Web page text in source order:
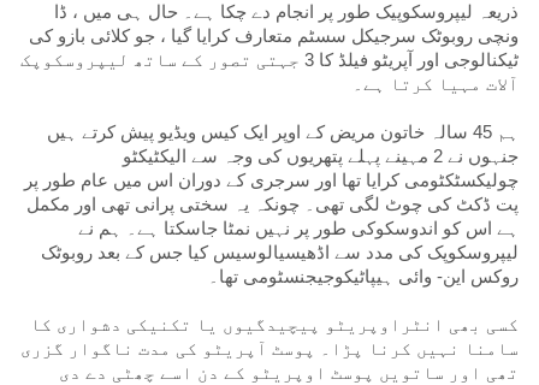
ذریعہ لیپروسکوپیک طور پر انجام دے چکا ہے۔ حال ہی میں ، ڈا
ونچی روبوٹک سرجیکل سسٹم متعارف کرایا گیا ، جو کلائی بازو کی
ٹیکنالوجی اور آپریٹو فیلڈ کا 3 جہتی تصور کے ساتھ لیپروسکوپک
آلات مہیا کرتا ہے۔
ہم 45 سالہ خاتون مریض کے اوپر ایک کیس ویڈیو پیش کرتے ہیں
جنہوں نے 2 مہینے پہلے پتھریوں کی وجہ سے الیکٹیکٹو
چولیکسٹکٹومی کرایا تھا اور سرجری کے دوران اس میں عام طور پر
پت ڈکٹ کی چوٹ لگی تھی۔ چونکہ یہ سختی پرانی تھی اور مکمل
ہے اس کو اندوسکوکی طور پر نہیں نمٹا جاسکتا ہے۔ ہم نے
لیپروسکوپک کی مدد سے اڈھیسیالوسیس کیا جس کے بعد روبوٹک
روکس این- وائی ہیپاٹیکوجیجنسٹومی تھا۔
کسی بھی انٹراوپریٹو پیچیدگیوں یا تکنیکی دشواری کا
سامنا نہیں کرنا پڑا۔ پوسٹ آپریٹو کی مدت ناگوار گزری
تھی اور ساتویں پوسٹ اوپریٹو کے دن اسے چھٹی دے دی